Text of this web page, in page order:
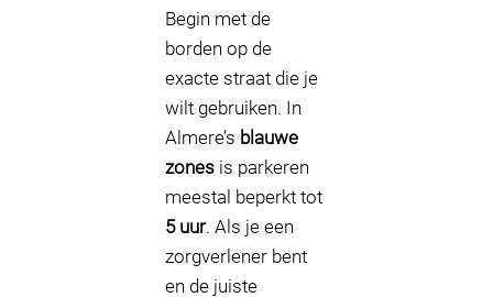
Begin met de
borden op de
exacte straat die je
wilt gebruiken. In
Almere’s blauwe
zones is parkeren
meestal beperkt tot
5 uur. Als je een
zorgverlener bent
en de juiste